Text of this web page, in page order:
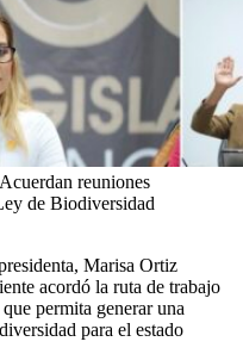
reuniones
de Biodiversidad
Marisa Ortiz
acordó la ruta de trabajo
permita generar una
para el estado